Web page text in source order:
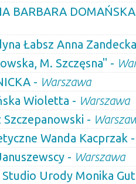
BARBARA
Łabsz Anna
M. Szczęsna" -
- Warszawa
Wioletta - Warszawa
Szczepanowski -
Wanda Kacprzak
- Warszawa
Urody Monika